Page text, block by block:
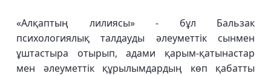
«Алқаптың лилиясы» - бұл Бальзак
психологиялық талдауды әлеуметтік сынмен
ұштастыра отырып, адами қарым-қатынастар
мен әлеуметтік құрылымдардың көп қабатты